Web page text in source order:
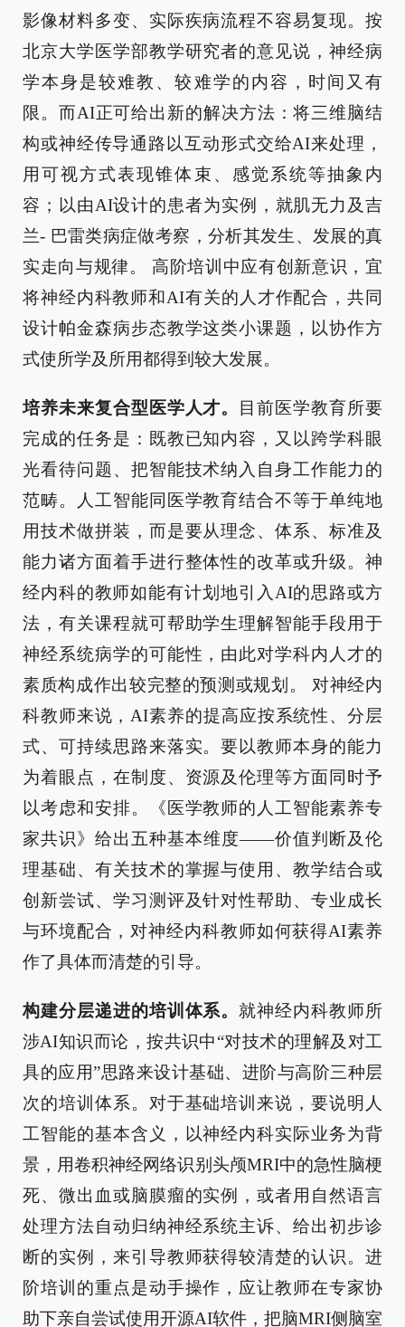
影像材料多变、实际疾病流程不容易复现。按
北京大学医学部教学研究者的意见说，神经病
学本身是较难教、较难学的内容，时间又有
限。而AI正可给出新的解决方法：将三维脑结
构或神经传导通路以互动形式交给AI来处理，
用可视方式表现锥体束、感觉系统等抽象内
容；以由AI设计的患者为实例，就肌无力及吉
兰- 巴雷类病症做考察，分析其发生、发展的真
实走向与规律。 高阶培训中应有创新意识，宜
将神经内科教师和AI有关的人才作配合，共同
设计帕金森病步态教学这类小课题，以协作方
式使所学及所用都得到较大发展。
培养未来复合型医学人才。
目前医学教育所要
完成的任务是：既教已知内容，又以跨学科眼
光看待问题、把智能技术纳入自身工作能力的
范畴。人工智能同医学教育结合不等于单纯地
用技术做拼装，而是要从理念、体系、标准及
能力诸方面着手进行整体性的改革或升级。神
经内科的教师如能有计划地引入AI的思路或方
法，有关课程就可帮助学生理解智能手段用于
神经系统病学的可能性，由此对学科内人才的
素质构成作出较完整的预测或规划。 对神经内
科教师来说，AI素养的提高应按系统性、分层
式、可持续思路来落实。要以教师本身的能力
为着眼点，在制度、资源及伦理等方面同时予
以考虑和安排。《医学教师的人工智能素养专
家共识》给出五种基本维度——价值判断及伦
理基础、有关技术的掌握与使用、教学结合或
创新尝试、学习测评及针对性帮助、专业成长
与环境配合，对神经内科教师如何获得AI素养
作了具体而清楚的引导。
构建分层递进的培训体系。 就神经内科教师所
涉AI知识而论，按共识中“对技术的理解及对工
具的应用”思路来设计基础、进阶与高阶三种层
次的培训体系。对于基础培训来说，要说明人
工智能的基本含义，以神经内科实际业务为背
景，用卷积神经网络识别头颅MRI中的急性脑梗
死、微出血或脑膜瘤的实例，或者用自然语言
处理方法自动归纳神经系统主诉、给出初步诊
断的实例，来引导教师获得较清楚的认识。进
阶培训的重点是动手操作，应让教师在专家协
助下亲自尝试使用开源AI软件，把脑MRI侧脑室